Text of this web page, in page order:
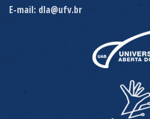
E-mail: dla@ufv.br